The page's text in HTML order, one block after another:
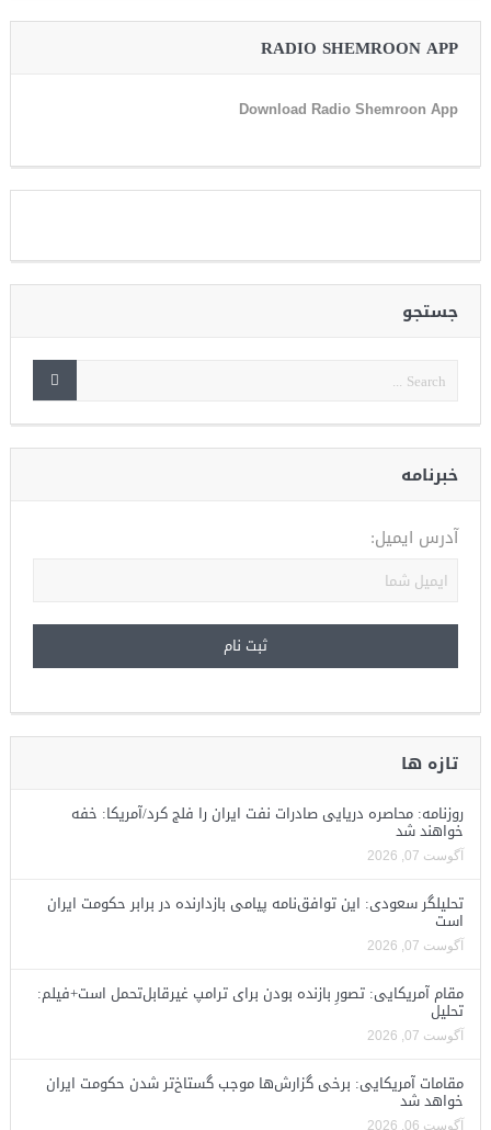
RADIO SHEMROON APP
Download Radio Shemroon App
جستجو
خبرنامه
آدرس ایمیل:
تازه ها
روزنامه: محاصره دریایی صادرات نفت ایران را فلج کرد/آمریکا: خفه
خواهند شد
آگوست 07, 2026
تحلیلگر سعودی: این توافق‌نامه پیامی بازدارنده در برابر حکومت ایران
است
آگوست 07, 2026
مقام آمریکایی: تصورِ بازنده بودن برای ترامپ غیرقابل‌تحمل است+فیلم:
تحلیل
آگوست 07, 2026
مقامات آمریکایی: برخی گزارش‌ها موجب گستاخ‌تر شدن حکومت ایران
خواهد شد
آگوست 06, 2026